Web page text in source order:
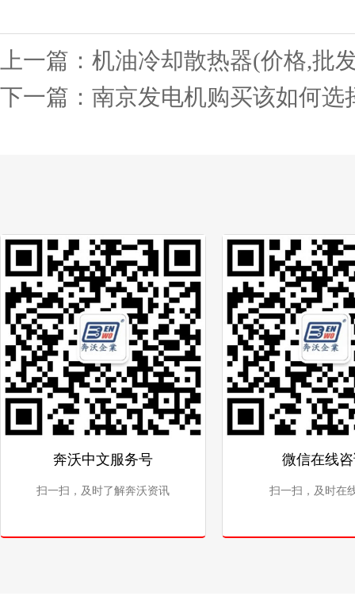
上一篇： 机油冷却散热器(价格,批
下一篇： 南京发电机购买该如何选
奔沃中文服务号
扫一扫，及时了解奔沃资讯
微信在线
扫一扫，及时在